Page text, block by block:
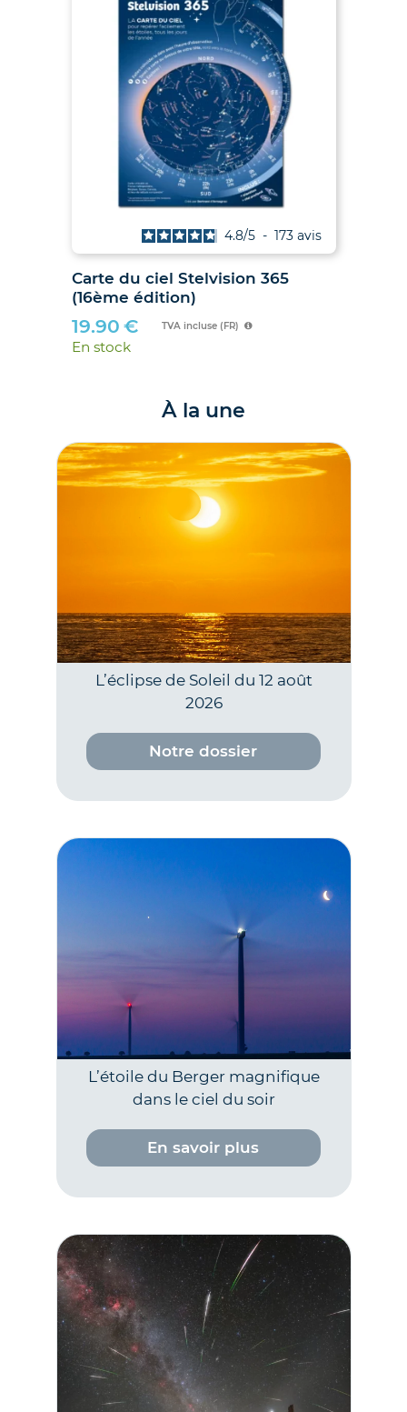
Carte du ciel Stelvision 365
(16ème édition)
4.8/5 - 173 avis
19.90 € TVA incluse (FR)
En stock
À la une
L’éclipse de Soleil du 12 août
2026
Notre dossier
L’étoile du Berger magnifique
dans le ciel du soir
En savoir plus